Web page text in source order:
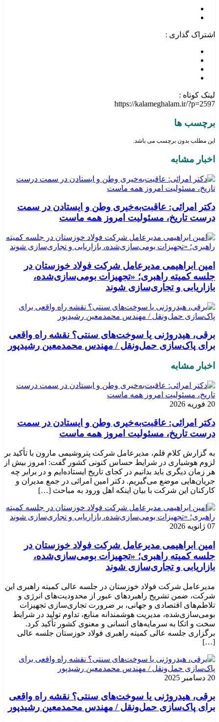
اشتراک گذاری :
لینک کوتاه :
https://kalameghalam.ir/?p=2597
برچسب ها
این مطلب بدون برچسب می باشد.
اخبار مشابه
دکتر امرائی: عاقبت‌به‌خیری وطن و ایستادن در سمت
درست تاریخ، مسئولیت امروز همه ماست
امین ابراهیمی مدیرعامل شرکت فولاد خوزستان در
جلسه کمیته راهبری؛ «تجهیزات بومی‌سازی‌شده،
بازاریابی و تجاری‌سازی شوند
برقی، هیدروژنی یا سوخت‌های سنتی؟ نقشه راه واقعی
برای پاک‌سازی حمل‌ونقل / مهندس محمدمعین رشیدپور
اخبار مشابه
20 فوریه 2026
دکتر امرائی: عاقبت‌به‌خیری وطن و ایستادن در سمت
درست تاریخ، مسئولیت امروز همه ماست
به گزارش کلام قلم، مدیرعامل شرکت پتروشیمی مارون با تأکید بر
لزوم هوشیاری در شرایط حساس کنونی کشور گفت: امروز بیش از
هر زمان دیگری باید بدانیم در کجای تاریخ ایستاده‌ایم و در برابر چه
جریان‌هایی موضع می‌گیریم. دکتر امین امرائی در جمع مدیران و
کارکنان این شرکت با بیان اینکه اهل ورود به مباحث […]
07 ژانویه 2026
امین ابراهیمی مدیرعامل شرکت فولاد خوزستان در
جلسه کمیته راهبری؛ «تجهیزات بومی‌سازی‌شده،
بازاریابی و تجاری‌سازی شوند
مدیرعامل شرکت فولاد خوزستان در جلسه عالی کمیته راهبری این
شرکت، ضمن تشریح راهبردهای عبور از محدودیت‌های انرژی و
تلاطم‌های اقتصادی و جهانی، بر ضرورت تجاری‌سازی تجهیزات
بومی‌سازی‌شده، مدیریت هوشمندانه منابع، تداوم تولید در شرایط
سخت و اتکا به سرمایه‌های انسانی و معنوی کشور تأکید کرد.
برگزاری جلسه عالی کمیته راهبری فولاد خوزستان جلسه عالی
[…]
20 دسامبر 2025
برقی، هیدروژنی یا سوخت‌های سنتی؟ نقشه راه واقعی
برای پاک‌سازی حمل‌ونقل / مهندس محمدمعین رشیدپور